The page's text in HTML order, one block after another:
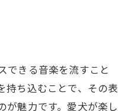
できる音楽を流すこと
持ち込むことで、その表
が魅力です。愛犬が楽し